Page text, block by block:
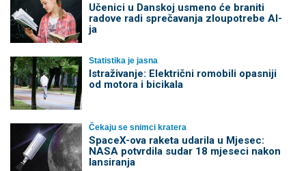
Učenici u Danskoj usmeno će braniti
radove radi sprečavanja zloupotrebe AI-
ja
Statistika je jasna
Istraživanje: Električni romobili opasniji
od motora i bicikala
Čekaju se snimci kratera
SpaceX-ova raketa udarila u Mjesec:
NASA potvrdila sudar 18 mjeseci nakon
lansiranja